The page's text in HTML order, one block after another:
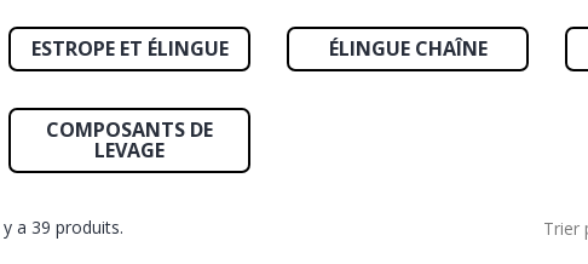
ESTROPE ET ÉLINGUE ÉLINGUE CHAÎNE
COMPOSANTS DE
LEVAGE
y a 39 produits. Trier